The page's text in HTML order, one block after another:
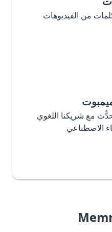
من الفيديوهات
مع شريكنا اللغوي
الاصطناعي